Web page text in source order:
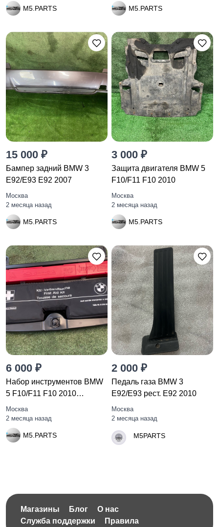
M5.PARTS M5.PARTS
15 000 ₽
Бампер задний BMW 3
E92/E93 E92 2007
Москва
2 месяца назад
M5.PARTS
3 000 ₽
Защита двигателя BMW 5
F10/F11 F10 2010
Москва
2 месяца назад
M5.PARTS
6 000 ₽
Набор инструментов BMW
5 F10/F11 F10 2010
6770487
Москва
2 месяца назад
M5.PARTS
2 000 ₽
Педаль газа BMW 3
E92/E93 рест. E92 2010
Москва
2 месяца назад
M5PARTS
Магазины Блог
О нас
Служба поддержки
Правила